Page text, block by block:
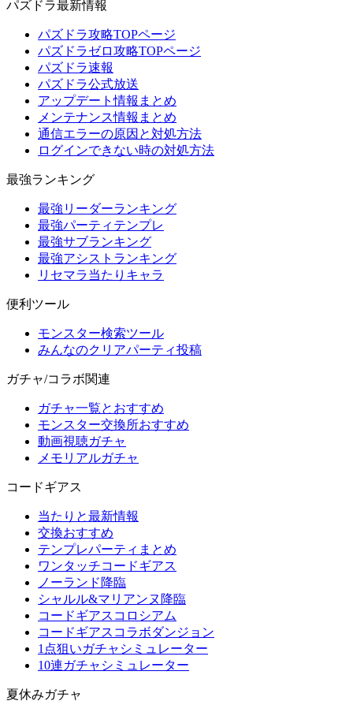
パズドラ最新情報
パズドラ攻略TOPページ
パズドラゼロ攻略TOPページ
パズドラ速報
パズドラ公式放送
アップデート情報まとめ
メンテナンス情報まとめ
通信エラーの原因と対処方法
ログインできない時の対処方法
最強ランキング
最強リーダーランキング
最強パーティテンプレ
最強サブランキング
最強アシストランキング
リセマラ当たりキャラ
便利ツール
モンスター検索ツール
みんなのクリアパーティ投稿
ガチャ/コラボ関連
ガチャ一覧とおすすめ
モンスター交換所おすすめ
動画視聴ガチャ
メモリアルガチャ
コードギアス
当たりと最新情報
交換おすすめ
テンプレパーティまとめ
ワンタッチコードギアス
ノーランド降臨
シャルル&マリアンヌ降臨
コードギアスコロシアム
コードギアスコラボダンジョン
1点狙いガチャシミュレーター
10連ガチャシミュレーター
夏休みガチャ